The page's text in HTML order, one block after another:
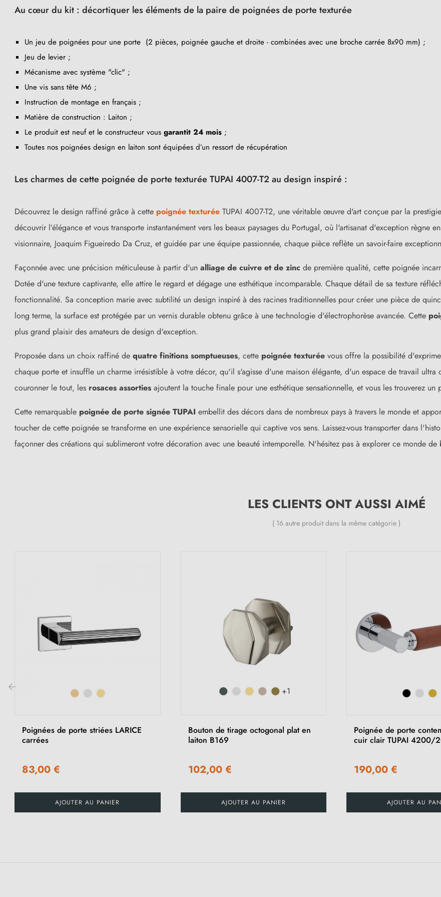
Au cœur du kit : décortiquer les éléments de la paire de poignées de porte texturée
Un jeu de poignées pour une porte (2 pièces, poignée gauche et droite - combinées avec une broche carrée 8x90 mm) ;
Jeu de levier ;
Mécanisme avec système "clic" ;
Une vis sans tête M6 ;
Instruction de montage en français ;
Matière de construction : Laiton ;
Le produit est neuf et le constructeur vous garantit 24 mois ;
Toutes nos poignées design en laiton sont équipées d’un ressort de récupération
Les charmes de cette poignée de porte texturée TUPAI 4007-T2 au design inspiré :
Découvrez le design raffiné grâce à cette poignée texturée TUPAI 4007-T2, une véritable œuvre d'art conçue par la
découvrir l’élégance et vous transporte instantanément vers les beaux paysages du Portugal, où l'artisanat d'exception règne
visionnaire, Joaquim Figueiredo Da Cruz, et guidée par une équipe passionnée, chaque pièce reflète un savoir-faire
Façonnée avec une précision méticuleuse à partir d'un alliage de cuivre et de zinc de première qualité, cette poignée
Dotée d'une texture captivante, elle attire le regard et dégage une esthétique incomparable. Chaque détail de sa texture
fonctionnalité. Sa conception marie avec subtilité un design inspiré à des racines traditionnelles pour créer une pièce de
long terme, la surface est protégée par un vernis durable obtenu grâce à une technologie d'électrophorèse avancée. Cette
plus grand plaisir des amateurs de design d'exception.
Proposée dans un choix raffiné de quatre finitions somptueuses, cette poignée texturée vous offre la possibilité
chaque porte et insuffle un charme irrésistible à votre décor, qu'il s'agisse d'une maison élégante, d'un espace de travail
couronner le tout, les rosaces assorties ajoutent la touche finale pour une esthétique sensationnelle, et vous les trouverez un
Cette remarquable poignée de porte signée TUPAI embellit des décors dans de nombreux pays à travers le monde et
toucher de cette poignée se transforme en une expérience sensorielle qui captive vos sens. Laissez-vous transporter dans
façonner des créations qui sublimeront votre décoration avec une beauté intemporelle. N'hésitez pas à explorer ce monde de
LES CLIENTS ONT AUSSI AIMÉ
( 16 autre produit dans la même catégorie )
Poignées de porte striées LARICE
carrées
83,00 €
AJOUTER AU PANIER
+1
Bouton de tirage octogonal plat en
laiton B169
102,00 €
AJOUTER AU PANIER
Poignée de porte
cuir clair TUPAI 4200/
190,00 €
AJOUTER AU